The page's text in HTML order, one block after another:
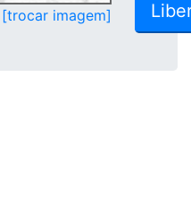
[trocar imagem]